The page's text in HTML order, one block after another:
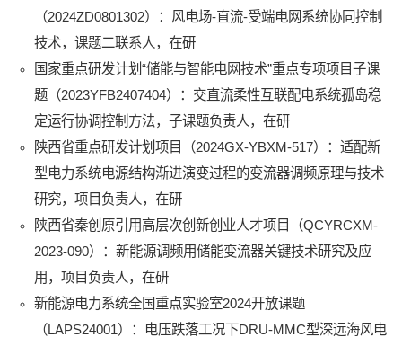
（2024ZD0801302）：风电场-直流-受端电网系统协同控制
技术，课题二联系人，在研
国家重点研发计划“储能与智能电网技术”重点专项项目子课
题（2023YFB2407404）：交直流柔性互联配电系统孤岛稳
定运行协调控制方法，子课题负责人，在研
陕西省重点研发计划项目（2024GX-YBXM-517）：适配新
型电力系统电源结构渐进演变过程的变流器调频原理与技术
研究，项目负责人，在研
陕西省秦创原引用高层次创新创业人才项目（QCYRCXM-
2023-090）：新能源调频用储能变流器关键技术研究及应
用，项目负责人，在研
新能源电力系统全国重点实验室2024开放课题
（LAPS24001）：电压跌落工况下DRU-MMC型深远海风电